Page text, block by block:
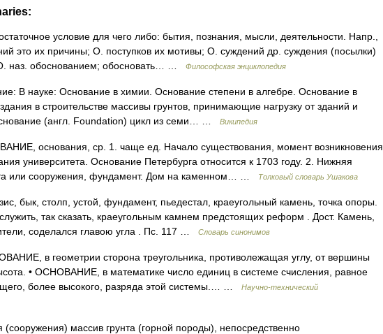
условие для чего либо: бытия, познания, мысли, деятельности. Напр.,
это их причины; О. поступков их мотивы; О. суждений др. суждения (посылки)
наз. обоснованием; обосновать… …
Философская энциклопедия
В науке: Основание в химии. Основание степени в алгебре. Основание в
в строительстве массивы грунтов, принимающие нагрузку от зданий и
(англ. Foundation) цикл из семи… …
Википедия
основания, ср. 1. чаще ед. Начало существования, момент возникновения
университета. Основание Петербурга относится к 1703 году. 2. Нижняя
или сооружения, фундамент. Дом на каменном… …
Толковый словарь Ушакова
бык, столп, устой, фундамент, пьедестал, краеугольный камень, точка опоры.
так сказать, краеугольным камнем предстоящих реформ . Дост. Камень,
соделался главою угла . Пс. 117 …
Словарь синонимов
в геометрии сторона треугольника, противолежащая углу, от вершины
• ОСНОВАНИЕ, в математике число единиц в системе счисления, равное
более высокого, разряда этой системы.… …
Научно-технический
массив грунта (горной породы), непосредственно